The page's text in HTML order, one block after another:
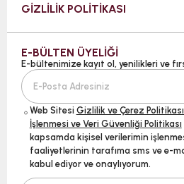
GİZLİLİK POLİTİKASI
E-BÜLTEN ÜYELİĞİ
E-bültenimize kayıt ol, yenilikleri ve
Web Sitesi Gizlilik ve Çerez
İşlenmesi ve Veri Güvenliği Politikası
kapsamda kişisel verilerimin
faaliyetlerinin tarafıma sms ve e-
kabul ediyor ve onaylıyorum.